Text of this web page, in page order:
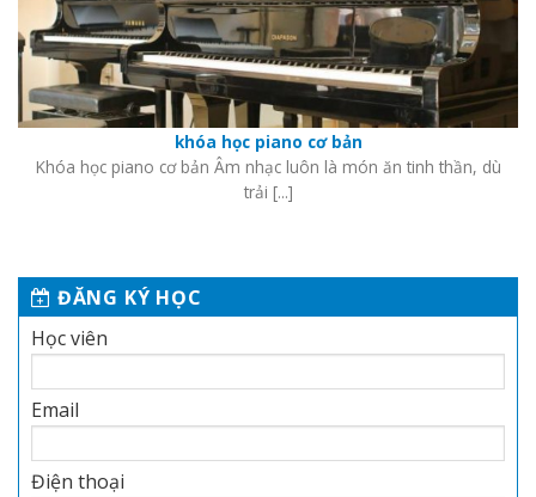
ĐĂNG KÝ HỌC
Học viên
Email
Điện thoại
khóa học piano cơ bản
Khóa học piano cơ bản Âm nhạc luôn là món ăn tinh thần, dù
trải [...]